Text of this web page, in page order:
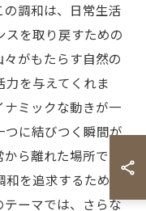
調和は、日常生活
スを取り戻すための
がもたらす自然の
を与えてくれま
ミックな動きが一
つに結びつく瞬間が
ら離れた場所での
を追求するための
ーマでは、さらな